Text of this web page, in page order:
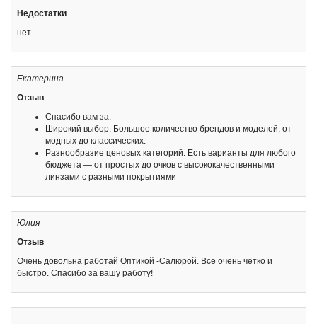
Недостатки
нет
Екатерина
Отзыв
Спасибо вам за:
Широкий выбор: Большое количество брендов и моделей, от
модных до классических.
Разнообразие ценовых категорий: Есть варианты для любого
бюджета — от простых до очков с высококачественными
линзами с разными покрытиями
Юлия
Отзыв
Очень довольна работай Оптикой -Салюрой. Все очень четко и
быстро. Спасибо за вашу работу!